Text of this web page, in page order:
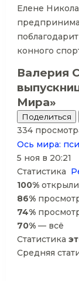
Елене
конного
Валерия
Мира»
Поделиться
334
Ось мира:
5 ноя в 20:21
Статистика
100% открыли
86%
74%
70% — всё
Статистика
Средняя